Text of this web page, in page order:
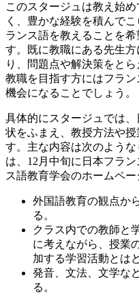
このスタージュは教え始
く、豊かな経験を積んで
ランス語を教えることを
す。既に教職にある先生
り、問題点や解決策をと
教職を目指す方にはフラ
機会になることでしょう。
具体的にスタージュでは
状をふまえ、教授方法や
す。主な内容は次のよう
は、12月中旬に日本フラ
ス語教育学会のホームペー
外国語教育の観点か
る。
クラス内での教師と
に考えながら、授業
加する学習活動とは
発音、文法、文学な
る。